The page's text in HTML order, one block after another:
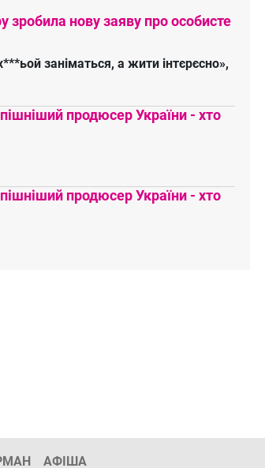
зробила нову заяву про особисте
заніматься, а жити інтєрєсно»,
продюсер України - хто
продюсер України - хто
АФІША